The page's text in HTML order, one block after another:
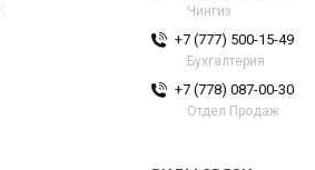
Чингиз
+7 (777) 500-15-49
Бухгалтерия
+7 (778) 087-00-30
Отдел Продаж